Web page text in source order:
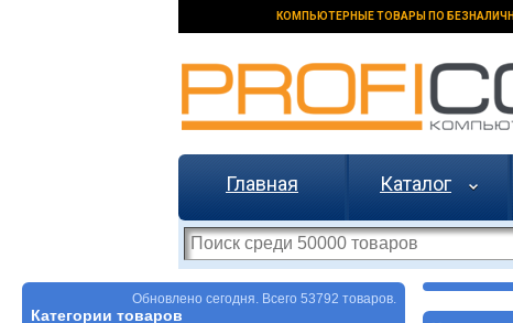
КОМПЬЮТЕРНЫЕ ТОВАРЫ ПО
Главная Каталог
Обновлено сегодня. Всего 53792 товаров.
Категории товаров